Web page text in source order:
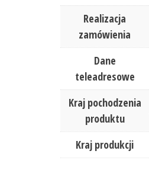
Realizacja
zamówienia
Dane
teleadresowe
Kraj pochodzenia
produktu
Kraj produkcji